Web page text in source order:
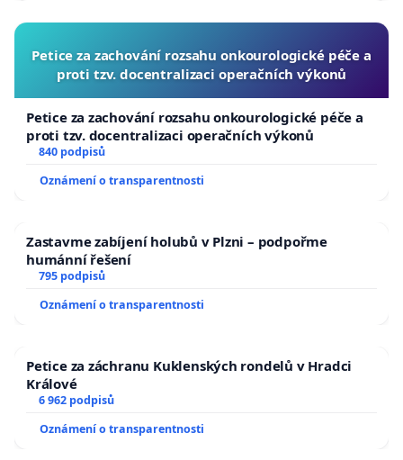
Petice za zachování rozsahu onkourologické péče a
proti tzv. docentralizaci operačních výkonů
Petice za zachování rozsahu onkourologické péče a
proti tzv. docentralizaci operačních výkonů
840 podpisů
Oznámení o transparentnosti
Zastavme zabíjení holubů v Plzni – podpořme
humánní řešení
795 podpisů
Oznámení o transparentnosti
Petice za záchranu Kuklenských rondelů v Hradci
Králové
6 962 podpisů
Oznámení o transparentnosti